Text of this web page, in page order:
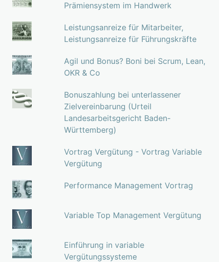
Prämiensystem im Handwerk
Leistungsanreize für Mitarbeiter,
Leistungsanreize für Führungskräfte
Agil und Bonus? Boni bei Scrum, Lean,
OKR & Co
Bonuszahlung bei unterlassener
Zielvereinbarung (Urteil
Landesarbeitsgericht Baden-
Württemberg)
Vortrag Vergütung - Vortrag Variable
Vergütung
Performance Management Vortrag
Variable Top Management Vergütung
Einführung in variable
Vergütungssysteme